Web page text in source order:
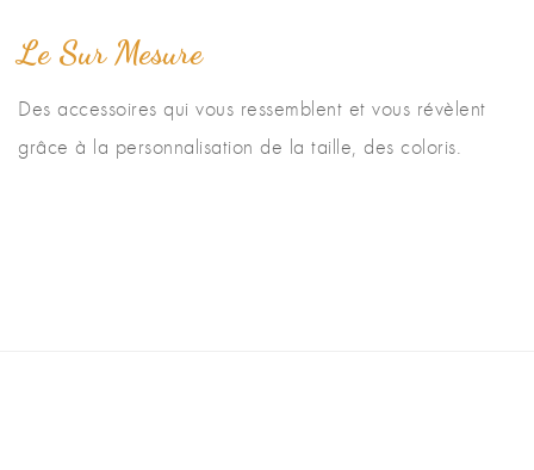
Le Sur Mesure
Des accessoires qui vous ressemblent et vous révèlent
grâce à la personnalisation de la taille, des coloris.